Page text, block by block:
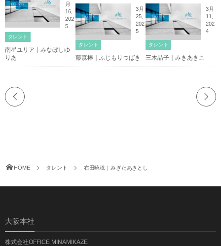
月
16,
202
5
タレント
南星ユリア｜みなぼしゆ
りあ
3月
25,
202
5
タレント
藤森椿｜ふじもりつばき
3月
11,
202
4
タレント
三木晶子｜みきあきこ
HOME タレント 右田暁稔｜みぎたあきとし
大阪本社
株式会社OFFICE MINAMIKAZE